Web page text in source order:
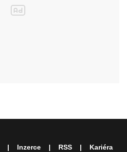
Inzerce RSS Kariéra